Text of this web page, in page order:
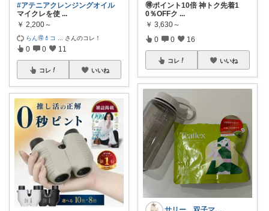
#アテニアクレンジングオイル
マイクレを使 ...
￥ 2,200～
らん🉐💄コ さんのコレ！
0 0 11
コレ いいね
🉐ポイント10倍 神トク先着1
0％OFFク ...
￥ 3,630～
0 0 16
コレ いいね